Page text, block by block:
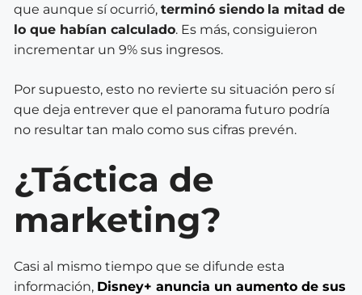
que aunque sí ocurrió, terminó siendo la mitad de
lo que habían calculado. Es más, consiguieron
incrementar un 9% sus ingresos.
Por supuesto, esto no revierte su situación pero sí
que deja entrever que el panorama futuro podría
no resultar tan malo como sus cifras prevén.
¿Táctica de
marketing?
Casi al mismo tiempo que se difunde esta
información, Disney+ anuncia un aumento de sus